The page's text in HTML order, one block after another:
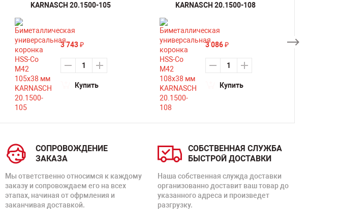
KARNASCH 20.1500-105
3 743 ₽
Купить
KARNASCH 20.1500-108
3 086 ₽
Купить
СОПРОВОЖДЕНИЕ
ЗАКАЗА
Мы ответственно относимся к каждому
заказу и сопровождаем его на всех
этапах, начиная от офрмления и
заканчивая доставкой.
СОБСТВЕННАЯ СЛУЖБА
БЫСТРОЙ ДОСТАВКИ
Наша собственная служда доставки
организованно доставит ваш товар до
указанного адреса и произведет
разгрузку.